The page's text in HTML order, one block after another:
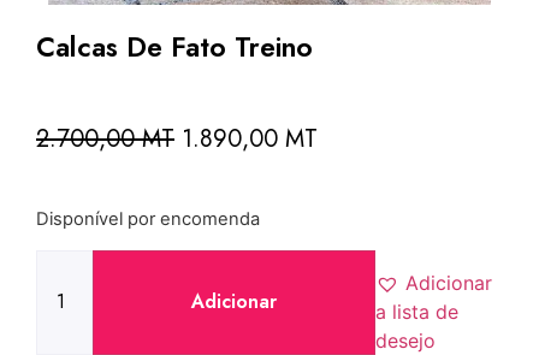
Calcas De Fato Treino
2.700,00MT 1.890,00 MT
Disponível por encomenda
Adicionar
Adicionar
a lista de
desejo